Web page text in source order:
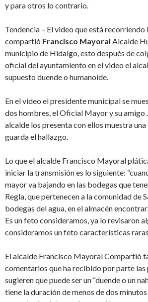
y para otros lo contrario.
Tendencia – El video que está recorriendo
compartió Francisco Mayoral Alcalde
municipio de Hidalgo, esto después de
oficial del ayuntamiento en el video el
supuesto duende o humanoide.
En el video el presidente municipal se
dos hombres, el Oficial Mayor y su amigo
alcalde los presenta con ellos muestra
guarda el hallazgo.
Lo que el alcalde Francisco Mayoral
iniciar la transmisión es lo siguiente:
mayor va bajando en las bodegas que
Regla, que pertenecen a la comunidad de
bodegas del agua, en el almacén
Es un feto consideramos, ya lo revisaron
consideramos un feto características
El alcalde Francisco Mayoral Compartió
comentarios que ha recibido por parte las
sugieren que puede ser un “duende o un
tiene la duración de menos de dos